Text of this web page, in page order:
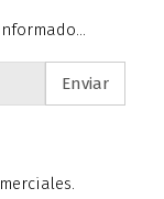
Enviar